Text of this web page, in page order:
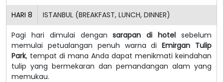
HARI 8 ISTANBUL (BREAKFAST, LUNCH, DINNER)
Pagi hari dimulai dengansarapan di hotel sebelum
memulai petualangan penuh warna diEmirgan Tulip
Park, tempat di mana Anda dapat menikmati keindahan
tulip yang bermekaran dan pemandangan alam yang
memukau.